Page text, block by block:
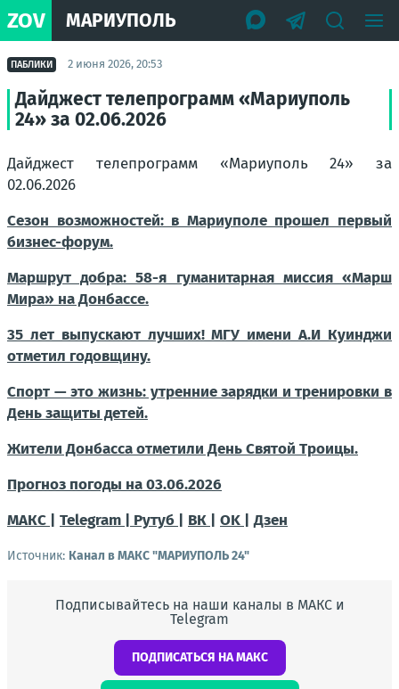
ZOV МАРИУПОЛЬ
ПАБЛИКИ 2 июня 2026, 20:53
Дайджест телепрограмм «Мариуполь
24» за 02.06.2026
Дайджест телепрограмм «Мариуполь 24» за
02.06.2026
Сезон возможностей: в Мариуполе прошел первый
бизнес-форум.
Маршрут добра: 58-я гуманитарная миссия «Марш
Мира» на Донбассе.
35 лет выпускают лучших! МГУ имени А.И Куинджи
отметил годовщину.
Спорт — это жизнь: утренние зарядки и тренировки в
День защиты детей.
Жители Донбасса отметили День Святой Троицы.
Прогноз погоды на 03.06.2026
МАКС |
Telegram | Рутуб | ВК | OK | Дзен
Источник: Канал в МАКС "МАРИУПОЛЬ 24"
Подписывайтесь на наши каналы в МАКС и
Telegram
ПОДПИСАТЬСЯ НА МАКС